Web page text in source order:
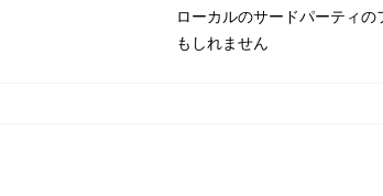
ローカルのサードパーティ
もしれません